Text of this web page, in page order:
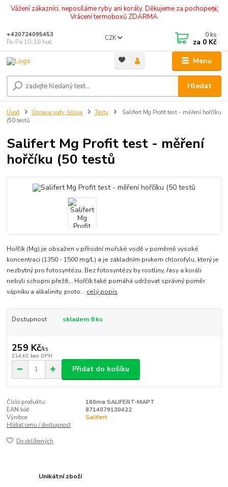
Vážení zákazníci, neposíláme ryby ani korály. Děkujeme za pochopení.
Vrácení termoboxů ZDARMA
Menu
CZK
Hledat
+420724095453
Po-Pá 10-18 hod.
0 ks
za 0 Kč
Úvod Úprava vody, léčiva Testy
Salifert Mg Profit test - měření hořčíku
(50 testů
Salifert Mg Profit test - měření
hořčíku (50 testů
Hořčík (Mg) je obsažen v přírodní mořské vodě v poměrně vysoké
koncentraci (1350 - 1500 mg/L) a je základním prvkem chlorofylu, který je
nezbytný pro fotosyntézu. Bez fotosyntézy by rostliny, řasy a koráli
nebyli schopni přežít... Hořčík také pomáhá udržovat správný poměr
vápníku a alkalinity, proto... celý popis
Dostupnost skladem 8 ks
259 Kč/ks
214 Kč bez DPH
Přidat do košíku
Číslo produktu:
160ma SALIFERT-MAPT
EAN kód:
8714079130422
Výrobce:
Salifert
Hlídat cenu / dostupnost
Do oblíbených
Unikátní zboží